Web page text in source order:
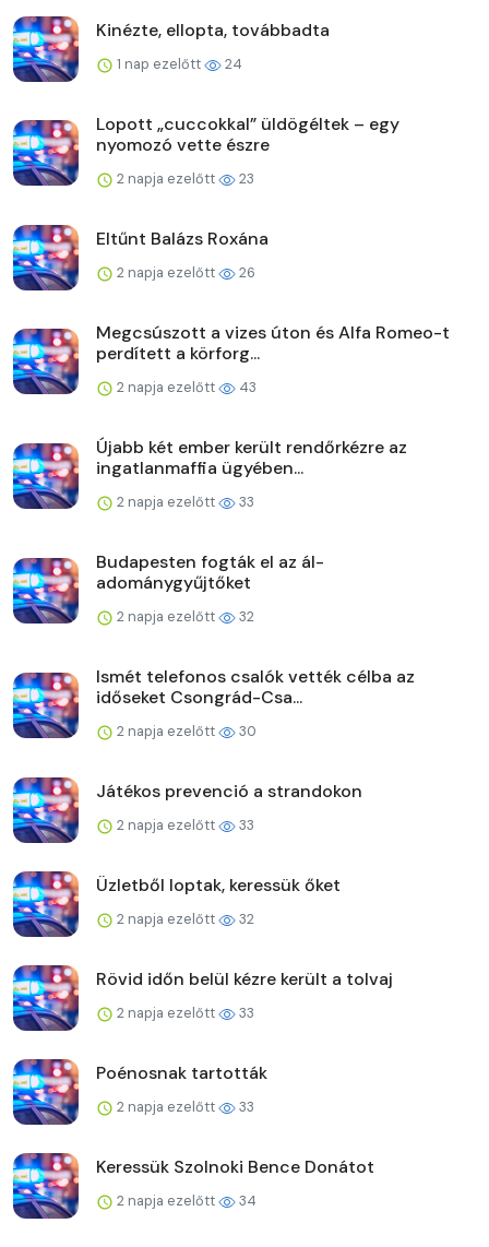
Kinézte, ellopta, továbbadta
1 nap ezelőtt 24
Lopott „cuccokkal” üldögéltek – egy
nyomozó vette észre
2 napja ezelőtt 23
Eltűnt Balázs Roxána
2 napja ezelőtt 26
Megcsúszott a vizes úton és Alfa Romeo-t
perdített a körforg...
2 napja ezelőtt 43
Újabb két ember került rendőrkézre az
ingatlanmaffia ügyében...
2 napja ezelőtt 33
Budapesten fogták el az ál-
adománygyűjtőket
2 napja ezelőtt 32
Ismét telefonos csalók vették célba az
időseket Csongrád-Csa...
2 napja ezelőtt 30
Játékos prevenció a strandokon
2 napja ezelőtt 33
Üzletből loptak, keressük őket
2 napja ezelőtt 32
Rövid időn belül kézre került a tolvaj
2 napja ezelőtt 33
Poénosnak tartották
2 napja ezelőtt 33
Keressük Szolnoki Bence Donátot
2 napja ezelőtt 34